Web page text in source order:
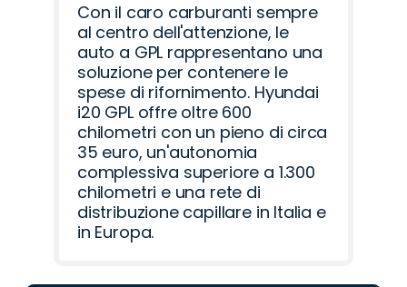
Con il caro carburanti sempre
al centro dell'attenzione, le
auto a GPL rappresentano una
soluzione per contenere le
spese di rifornimento. Hyundai
i20 GPL offre oltre 600
chilometri con un pieno di circa
35 euro, un'autonomia
complessiva superiore a 1.300
chilometri e una rete di
distribuzione capillare in Italia e
in Europa.